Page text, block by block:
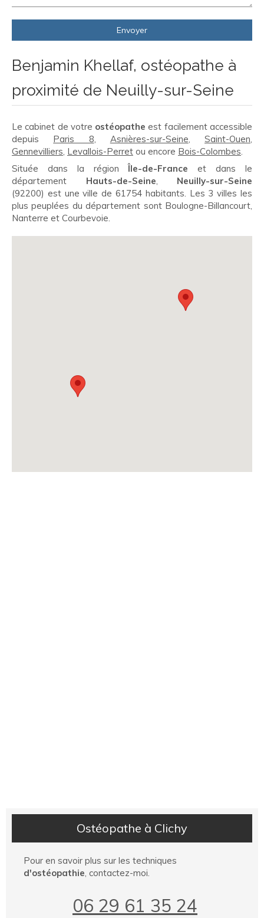
Envoyer
Benjamin Khellaf, ostéopathe à
proximité de Neuilly-sur-Seine
Le cabinet de votre ostéopathe est facilement accessible
depuis Paris 8, Asnières-sur-Seine, Saint-Ouen,
Gennevilliers, Levallois-Perret ou encore Bois-Colombes.
Située dans la région Île-de-France et dans le
département Hauts-de-Seine, Neuilly-sur-Seine
(92200) est une ville de 61754 habitants. Les 3 villes les
plus peuplées du département sont Boulogne-Billancourt,
Nanterre et Courbevoie.
Ostéopathe à Clichy
Pour en savoir plus sur les techniques
d'ostéopathie, contactez-moi.
06 29 61 35 24